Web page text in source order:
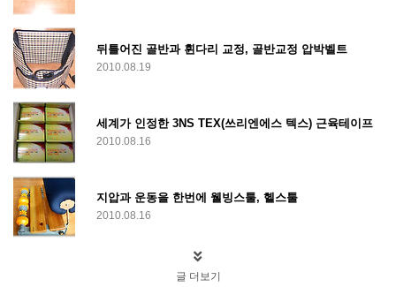
뒤틀어진 골반과 휜다리 교정, 골반교정 압박벨트
2010.08.19
세계가 인정한 3NS TEX(쓰리엔에스 텍스) 근육테이프
2010.08.16
지압과 운동을 한번에 웰빙스툴, 헬스툴
2010.08.16
글 더보기